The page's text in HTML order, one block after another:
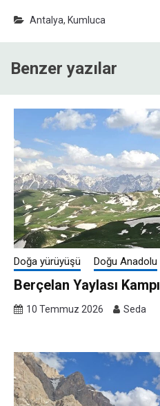
Antalya, Kumluca
Benzer yazılar
Doğa yürüyüşü Doğu Anadolu
Berçelan Yaylası Kampı
10 Temmuz 2026 Seda